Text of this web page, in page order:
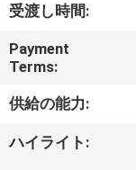
は
工
場
見
受渡し時間:
Payment
Terms:
供給の能力:
ハイライト: